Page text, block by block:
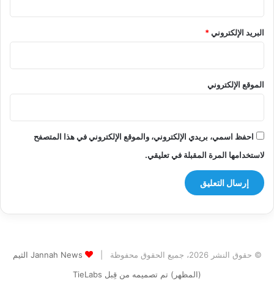
البريد الإلكتروني*
الموقع الإلكتروني
احفظ اسمي، بريدي الإلكتروني، والموقع الإلكتروني في هذا المتصفح
لاستخدامها المرة المقبلة في تعليقي.
© حقوق النشر 2026، جميع الحقوق محفوظة |
Jannah News الثيم
(المظهر) تم تصميمه من قِبل TieLabs